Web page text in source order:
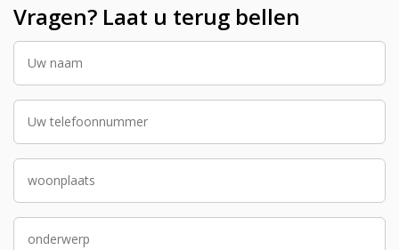
Vragen? Laat u terug bellen